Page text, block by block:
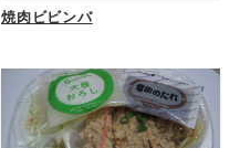
焼肉ビビンバ